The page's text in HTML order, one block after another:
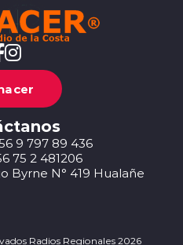
9 797 89 436
75 2 481206
Byrne N° 419 Hualañe
Radios Regionales 2026